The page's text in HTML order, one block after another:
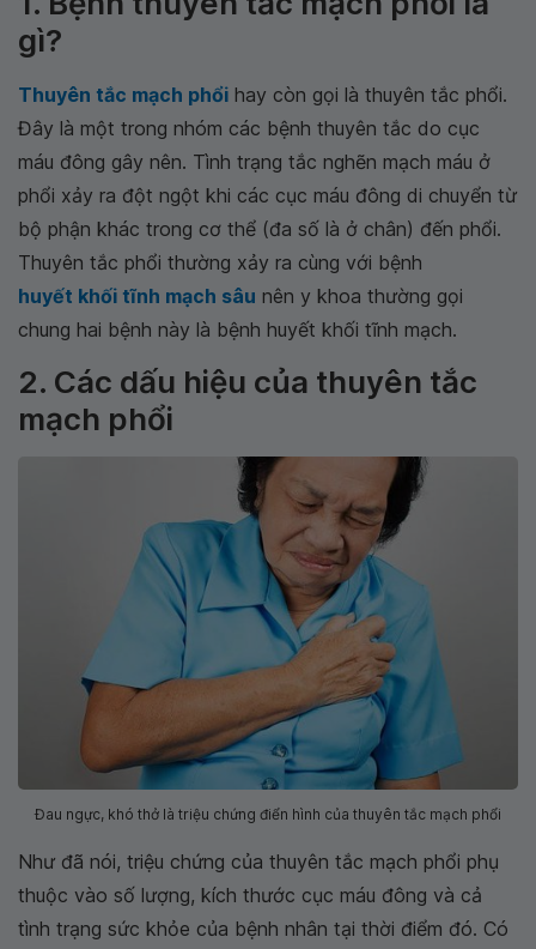
gì?
Thuyên tắc mạch phổi hay còn gọi là thuyên tắc phổi.
Đây là một trong nhóm các bệnh thuyên tắc do cục
máu đông gây nên. Tình trạng tắc nghẽn mạch máu ở
phổi xảy ra đột ngột khi các cục máu đông di chuyển từ
bộ phận khác trong cơ thể (đa số là ở chân) đến phổi.
Thuyên tắc phổi thường xảy ra cùng với bệnh
huyết khối tĩnh mạch sâu nên y khoa thường gọi
chung hai bệnh này là bệnh huyết khối tĩnh mạch.
2. Các dấu hiệu của thuyên tắc
mạch phổi
Đau ngực, khó thở là triệu chứng điển hình của thuyên tắc mạch phổi
Như đã nói, triệu chứng của thuyên tắc mạch phổi phụ
thuộc vào số lượng, kích thước cục máu đông và cả
tình trạng sức khỏe của bệnh nhân tại thời điểm đó. Có